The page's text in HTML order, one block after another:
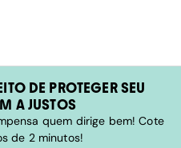
DE PROTEGER SEU
A JUSTOS
quem dirige bem! Cote
de 2 minutos!